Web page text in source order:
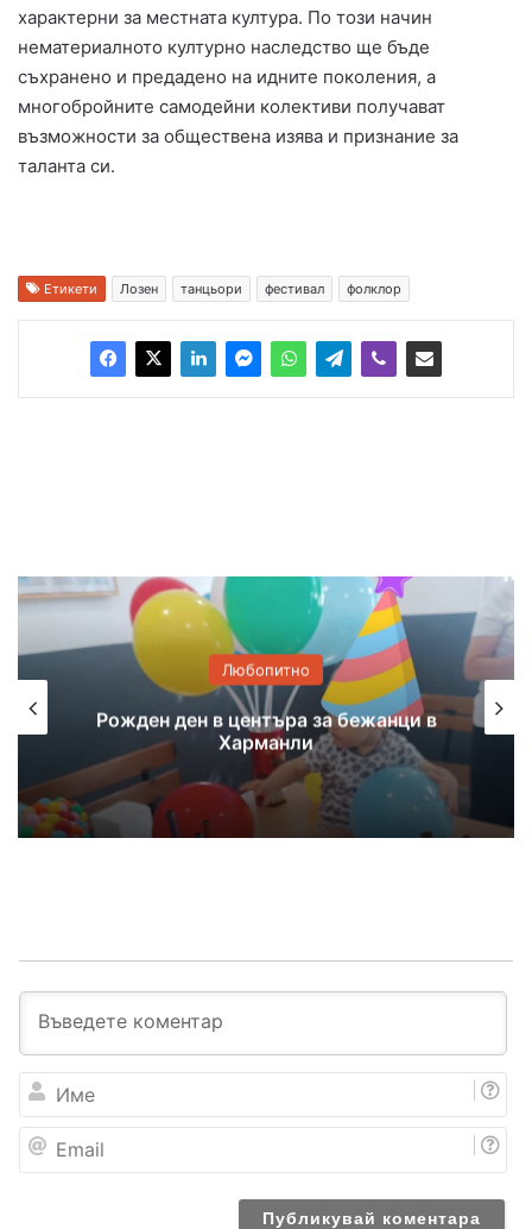
характерни за местната култура. По този начин
нематериалното културно наследство ще бъде
съхранено и предадено на идните поколения, а
многобройните самодейни колективи получават
възможности за обществена изява и признание за
таланта си.
Етикети Лозен танцьори фестивал фолклор
Любопитно
С водосвет и дамско присъствие
откриха ловния сезон в Хасково
е
a